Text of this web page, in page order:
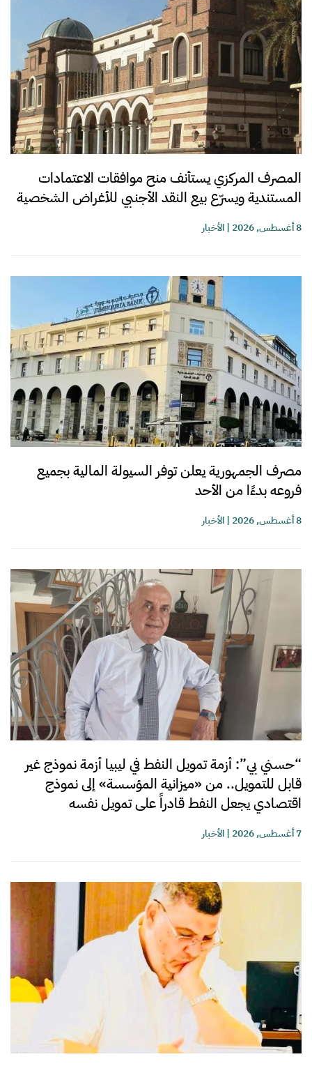
المصرف المركزي يستأنف منح موافقات الاعتمادات
المستندية ويسرّع بيع النقد الأجنبي للأغراض الشخصية
8 أغسطس, 2026 |الأخبار
مصرف الجمهورية يعلن توفر السيولة المالية بجميع
فروعه بدءًا من الأحد
8 أغسطس, 2026 |الأخبار
“حسني بي”: أزمة تمويل النفط في ليبيا أزمة نموذج غير
قابل للتمويل.. من «ميزانية المؤسسة» إلى نموذج
اقتصادي يجعل النفط قادراً على تمويل نفسه
7 أغسطس, 2026 |الأخبار